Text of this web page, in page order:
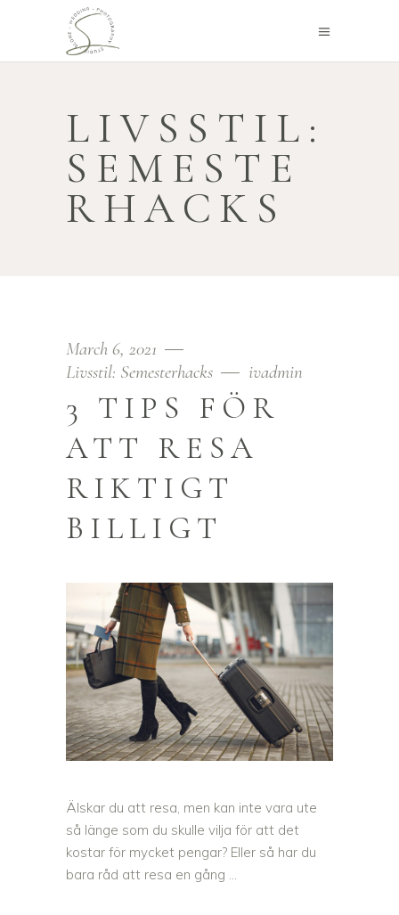
LIVSSTIL:
SEMESTE
RHACKS
March 6, 2021
Livsstil: Semesterhacks
ivadmin
3 TIPS FÖR
ATT RESA
RIKTIGT
BILLIGT
Älskar du att resa, men kan inte vara ute
så länge som du skulle vilja för att det
kostar för mycket pengar? Eller så har du
bara råd att resa en gång